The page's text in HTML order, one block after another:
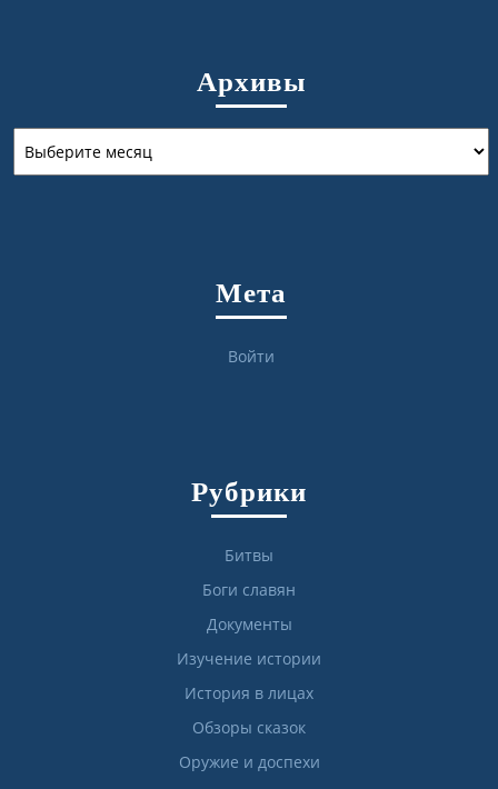
Архивы
Мета
Войти
Рубрики
Битвы
Боги славян
Документы
Изучение истории
История в лицах
Обзоры сказок
Оружие и доспехи